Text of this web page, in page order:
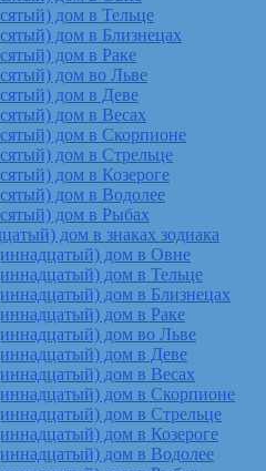
дом в Тельце
дом в Близнецах
дом в Раке
дом во Льве
дом в Деве
дом в Весах
дом в Скорпионе
дом в Стрельце
дом в Козероге
дом в Водолее
дом в Рыбах
дом в знаках зодиака
дом в Овне
дом в Тельце
дом в Близнецах
дом в Раке
дом во Льве
дом в Деве
дом в Весах
дом в Скорпионе
дом в Стрельце
дом в Козероге
дом в Водолее